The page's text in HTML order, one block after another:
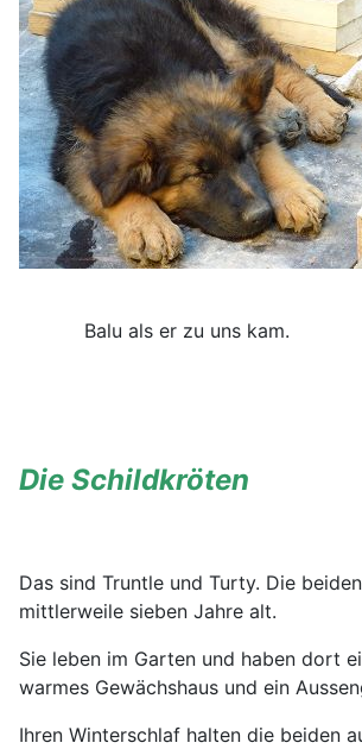
Balu als er zu uns kam.
Die Schildkröten
Das sind Truntle und Turty. Die
mittlerweile sieben Jahre alt.
Sie leben im Garten und haben dort
warmes Gewächshaus und ein
Ihren Winterschlaf halten die beiden